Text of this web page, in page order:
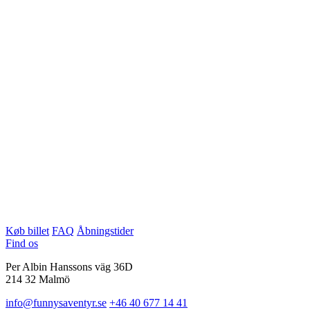
Køb billet FAQ Åbningstider
Find os
Per Albin Hanssons väg 36D
214 32 Malmö
info@funnysaventyr.se +46 40 677 14 41